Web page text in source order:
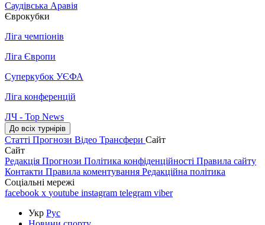
Саудівська Аравія
Єврокубки
Ліга чемпіонів
Ліга Європи
Суперкубок УЄФА
Ліга конференцій
ЛЧ - Top News
До всіх турнірів
Статті Прогнози Відео Трансфери Сайт
Сайт
Редакція Прогнози Політика конфіденційності Правила сайту
Контакти Правила коментування Редакційна політика
Соціальні мережі
facebook x youtube instagram telegram viber
Укр Рус